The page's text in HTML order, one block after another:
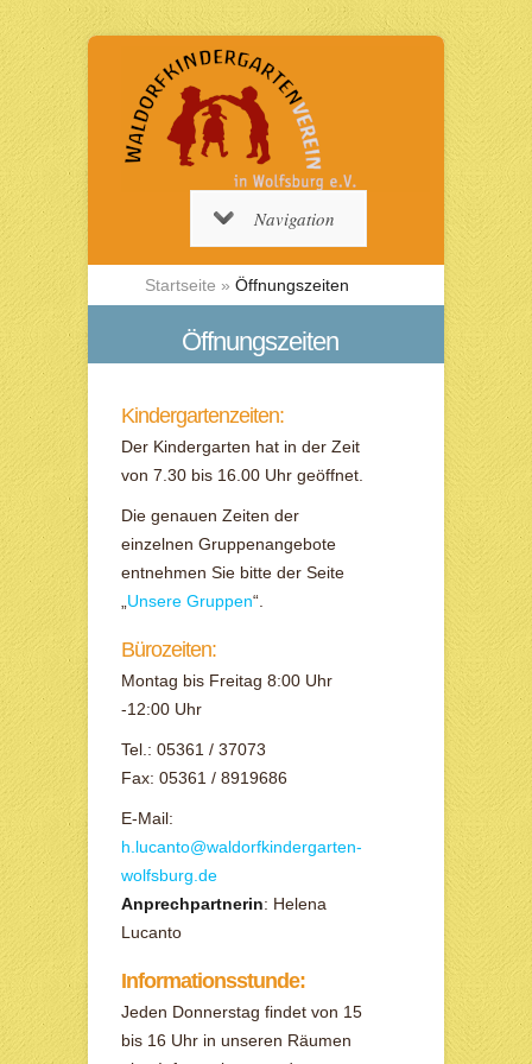
Navigation
Startseite » Öffnungszeiten
Öffnungszeiten
Kindergartenzeiten:
Der Kindergarten hat in der Zeit
von 7.30 bis 16.00 Uhr geöffnet.
Die genauen Zeiten der
einzelnen Gruppenangebote
entnehmen Sie bitte der Seite
Unsere Gruppen“.
Bürozeiten:
Montag bis Freitag 8:00 Uhr
-12:00 Uhr
Tel.: 05361 / 37073
Fax: 05361 / 8919686
E-Mail:
h.lucanto@waldorfkindergarten-
wolfsburg.de
Anprechpartnerin: Helena
Lucanto
Informationsstunde:
Jeden Donnerstag findet von 15
bis 16 Uhr in unseren Räumen